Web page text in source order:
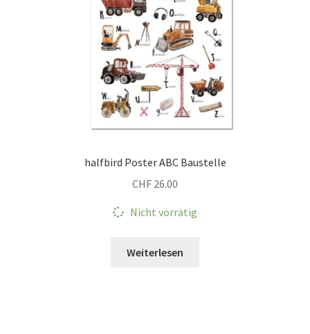
halfbird Poster ABC Baustelle
CHF 26.00
Nicht vorrätig
Weiterlesen